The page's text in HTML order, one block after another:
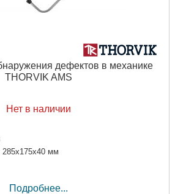
дефектов в механике
THORVIK AMS
Нет в наличии
285x175x40 мм
Подробнее...